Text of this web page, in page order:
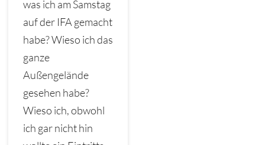
was ich am Samstag
auf der IFA gemacht
habe? Wieso ich das
ganze
Außengelände
gesehen habe?
Wieso ich, obwohl
ich gar nicht hin